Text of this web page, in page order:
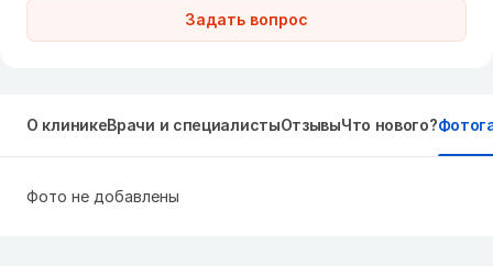
Задать вопрос
О клиникеВрачи и специалистыОтзывыЧто нового?
Фото не добавлены